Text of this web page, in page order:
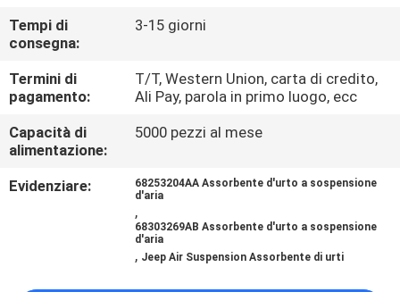
UNA
CITAZIONE
MAPPA
DEL
SITO
Tempi di
consegna:
3-15 giorni
Termini di
pagamento:
T/T, Western Union, carta di credito,
Ali Pay, parola in primo luogo, ecc
Capacità di
alimentazione:
5000 pezzi al mese
Evidenziare:
68253204AA Assorbente d'urto a sospensione
d'aria
,
68303269AB Assorbente d'urto a sospensione
d'aria
, Jeep Air Suspension Assorbente di urti